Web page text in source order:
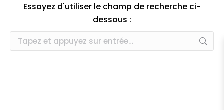
Essayez d'utiliser le champ de recherche ci-
dessous :
Recherche
: